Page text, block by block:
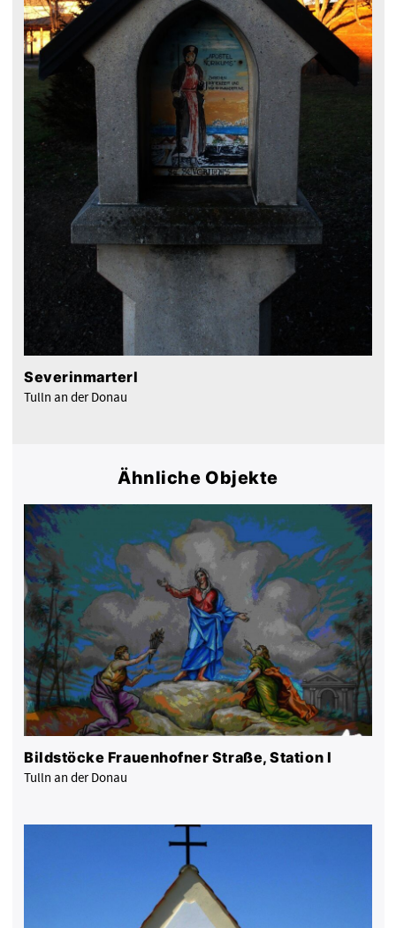
Severinmarterl
Tulln an der Donau
Ähnliche Objekte
Bildstöcke Frauenhofner Straße, Station I
Tulln an der Donau